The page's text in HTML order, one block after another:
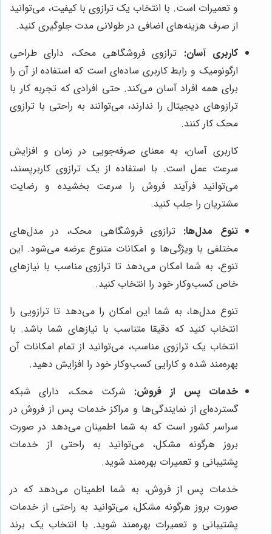
و تعمیرات است. با انتخاب یک ترازوی با کیفیت، می‌توانید
از صرف هزینه‌های اضافی در طولانی مدت جلوگیری کنید.
کاربری آسان: ترازوی فروشگاهی محک، دارای طراحی
ارگونومیک و رابط کاربری ساده‌ای است که استفاده از آن را
برای همه افراد آسان می‌کند. حتی افرادی که تجربه کار با
ترازوهای دیجیتال را ندارند، می‌توانند به راحتی با ترازوی
محک کار کنند.
کاربری آسان، به معنای صرفه‌جویی در زمان و افزایش
سرعت عمل است. با استفاده از یک ترازوی کاربرپسند،
می‌توانید فرآیند فروش را سرعت بخشیده و رضایت
مشتریان را جلب کنید.
تنوع مدل‌ها: ترازوی فروشگاهی محک، در مدل‌های
مختلفی با ویژگی‌ها و امکانات متنوع عرضه می‌شود. این
تنوع، به شما امکان می‌دهد تا ترازوی مناسب با نیازهای
خاص کسب‌وکار خود را انتخاب کنید.
تنوع مدل‌ها، به شما این امکان را می‌دهد تا ترازویی را
انتخاب کنید که دقیقا متناسب با نیازهای شما باشد. با
انتخاب یک ترازوی مناسب، می‌توانید از تمام امکانات آن
بهره‌مند شده و کارایی کسب‌وکار خود را افزایش دهید.
خدمات پس از فروش: شرکت محک، دارای شبکه
گسترده‌ای از نمایندگی‌ها و مراکز خدمات پس از فروش در
سراسر کشور است که به شما اطمینان می‌دهد در صورت
بروز هرگونه مشکل، می‌توانید به راحتی از خدمات
پشتیبانی و تعمیرات بهره‌مند شوید.
خدمات پس از فروش، به شما اطمینان می‌دهد که در
صورت بروز هرگونه مشکل، می‌توانید به راحتی از خدمات
پشتیبانی و تعمیرات بهره‌مند شوید. با انتخاب یک برند